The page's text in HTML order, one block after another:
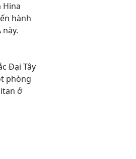
Hina
hành
Đại Tây
phòng
ở